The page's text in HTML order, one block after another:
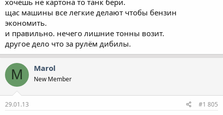
щас машины все легкие делают чтобы бензин
экономить.
и правильно. нечего лишние тонны возит.
другое дело что за рулём дибилы.
M Marol
New Member
29.01.13 #1 805